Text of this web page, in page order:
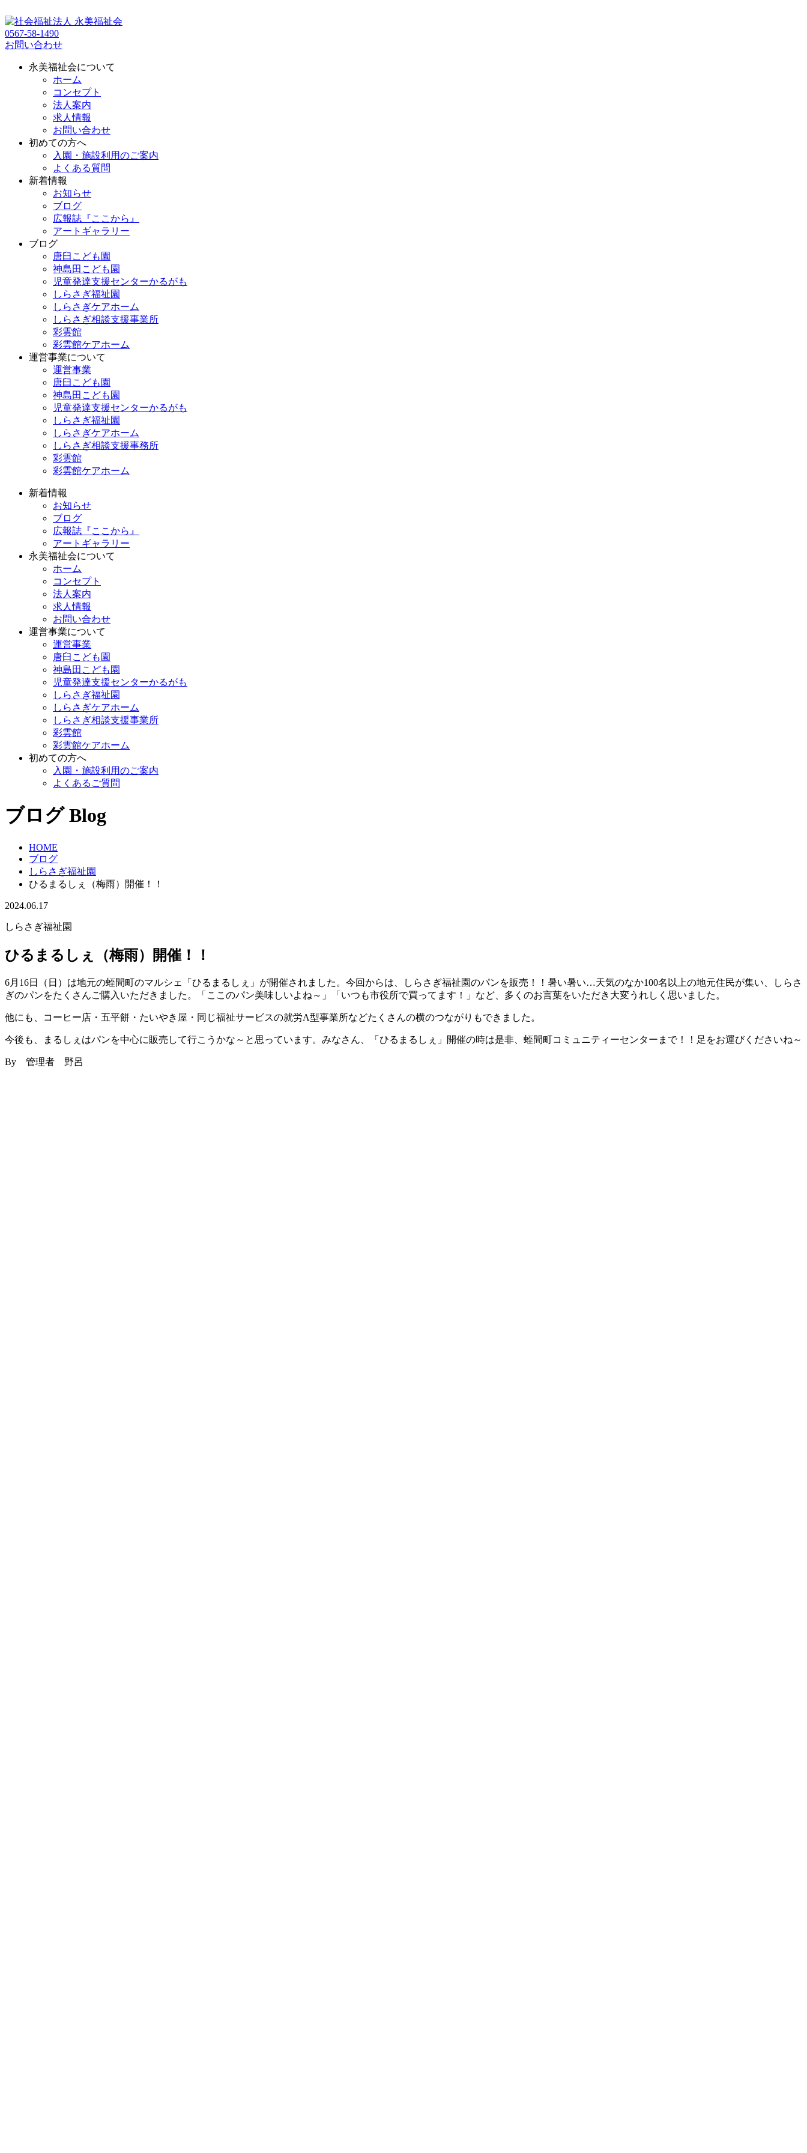
0567-58-1490
お問い合わせ
永美福祉会について
ホーム
コンセプト
法人案内
求人情報
お問い合わせ
初めての方へ
入園・施設利用のご案内
よくある質問
新着情報
お知らせ
ブログ
広報誌『ここから』
アートギャラリー
ブログ
唐臼こども園
神島田こども園
児童発達支援センターかるがも
しらさぎ福祉園
しらさぎケアホーム
しらさぎ相談支援事業所
彩雲館
彩雲館ケアホーム
運営事業について
運営事業
唐臼こども園
神島田こども園
児童発達支援センターかるがも
しらさぎ福祉園
しらさぎケアホーム
しらさぎ相談支援事務所
彩雲館
彩雲館ケアホーム
新着情報
お知らせ
ブログ
広報誌『ここから』
アートギャラリー
永美福祉会について
ホーム
コンセプト
法人案内
求人情報
お問い合わせ
運営事業について
運営事業
唐臼こども園
神島田こども園
児童発達支援センターかるがも
しらさぎ福祉園
しらさぎケアホーム
しらさぎ相談支援事業所
彩雲館
彩雲館ケアホーム
初めての方へ
入園・施設利用のご案内
よくあるご質問
ブログ Blog
HOME
ブログ
しらさぎ福祉園
ひるまるしぇ（梅雨）開催！！
2024.06.17
しらさぎ福祉園
ひるまるしぇ（梅雨）開催！！
6月16日（日）は地元の蛭間町のマルシェ「ひるまるしぇ」が開催されました。今回からは、しらさぎ福祉園のパンを販売！！暑い暑い…天気のなか100名以上の地元住民が集い、しらさ
ぎのパンをたくさんご購入いただきました。「ここのパン美味しいよね～」「いつも市役所で買ってます！」など、多くのお言葉をいただき大変うれしく思いました。
他にも、コーヒー店・五平餅・たいやき屋・同じ福祉サービスの就労A型事業所などたくさんの横のつながりもできました。
今後も、まるしぇはパンを中心に販売して行こうかな～と思っています。みなさん、「ひるまるしぇ」開催の時は是非、蛭間町コミュニティーセンターまで！！足をお運びくださいね～
By 管理者 野呂